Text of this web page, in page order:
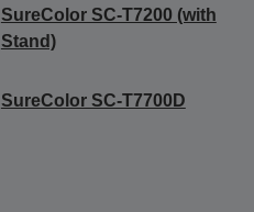
SureColor SC-T7200 (with
Stand)
SureColor SC-T7700D